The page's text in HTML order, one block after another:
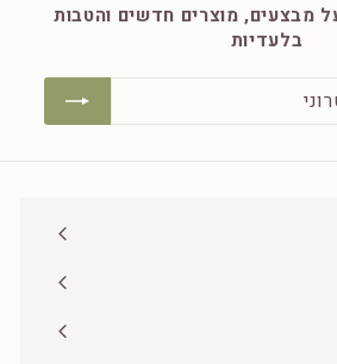
מבצעים, מוצרים חדשים והטבות
בלעדיות